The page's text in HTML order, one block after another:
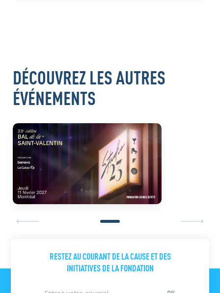
DÉCOUVREZ LES AUTRES
ÉVÉNEMENTS
RESTEZ AU COURANT DE LA CAUSE ET DES
INITIATIVES DE LA FONDATION